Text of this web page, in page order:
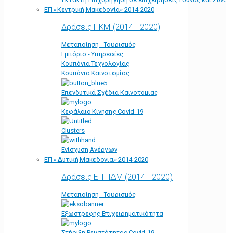
ΕΠ «Kεντρική Μακεδονία» 2014-2020
Δράσεις ΠΚΜ (2014 - 2020)
Μεταποίηση - Τουρισμός
Εμπόριο - Υπηρεσίες
Κουπόνια Τεχνολογίας
Κουπόνια Καινοτομίας
Επενδυτικά Σχέδια Καινοτομίας
Κεφάλαιο Κίνησης Covid-19
Clusters
Ενίσχυση Ανέργων
ΕΠ «Δυτική Μακεδονία» 2014-2020
Δράσεις ΕΠ ΠΔΜ (2014 - 2020)
Μεταποίηση - Τουρισμός
Εξωστρεφής Επιχειρηματικότητα